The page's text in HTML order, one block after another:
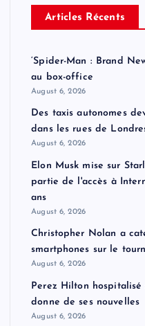
Articles Récents
‘Spider-Man : Brand
au box-office
August 6, 2026
Des taxis autonomes
dans les rues de
August 6, 2026
Elon Musk mise sur
partie de l'accès à
ans
August 6, 2026
Christopher Nolan a
smartphones sur le
August 6, 2026
Perez Hilton
donne de ses nouvelles
August 6, 2026